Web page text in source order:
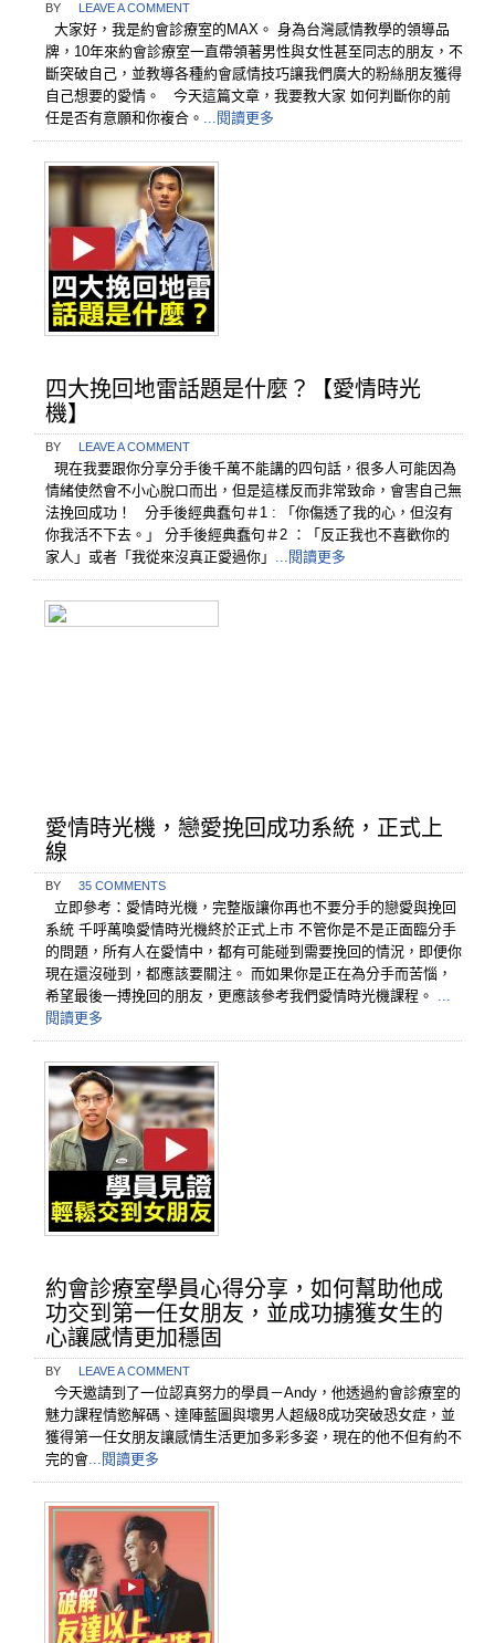
BY LEAVE A COMMENT
大家好，我是約會診療室的MAX。 身為台灣感情教學的領導品
牌，10年來約會診療室一直帶領著男性與女性甚至同志的朋友，不
斷突破自己，並教導各種約會感情技巧讓我們廣大的粉絲朋友獲得
自己想要的愛情。 今天這篇文章，我要教大家 如何判斷你的前
任是否有意願和你複合。 ...閱讀更多
四大挽回地雷話題是什麼？【愛情時光
機】
BY LEAVE A COMMENT
現在我要跟你分享分手後千萬不能講的四句話，很多人可能因為
情緒使然會不小心脫口而出，但是這樣反而非常致命，會害自己無
法挽回成功！ 分手後經典蠢句＃1 : 「你傷透了我的心，但沒有
你我活不下去。」 分手後經典蠢句＃2 ：「反正我也不喜歡你的
家人」或者「我從來沒真正愛過你」 ...閱讀更多
愛情時光機，戀愛挽回成功系統，正式上
線
BY 35 COMMENTS
立即參考：愛情時光機，完整版讓你再也不要分手的戀愛與挽回
系統 千呼萬喚愛情時光機終於正式上市 不管你是不是正面臨分手
的問題，所有人在愛情中，都有可能碰到需要挽回的情況，即便你
現在還沒碰到，都應該要關注。 而如果你是正在為分手而苦惱，
希望最後一搏挽回的朋友，更應該參考我們愛情時光機課程。
閱讀更多
約會診療室學員心得分享，如何幫助他成
功交到第一任女朋友，並成功擄獲女生的
心讓感情更加穩固
BY LEAVE A COMMENT
今天邀請到了一位認真努力的學員－Andy，他透過約會診療室的
魅力課程情慾解碼、達陣藍圖與壞男人超級8成功突破恐女症，並
獲得第一任女朋友讓感情生活更加多彩多姿，現在的他不但有約不
完的會 ...閱讀更多